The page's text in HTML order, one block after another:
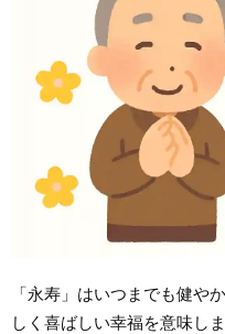
「永寿」はいつまでも健や
しく喜ばしい幸福を意味しま